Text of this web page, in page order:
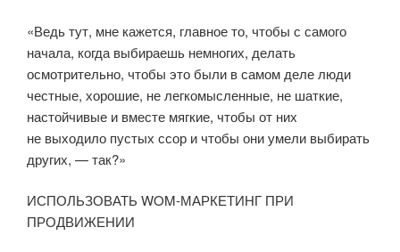
«Ведь тут, мне кажется, главное то, чтобы с самого
начала, когда выбираешь немногих, делать
осмотрительно, чтобы это были в самом деле люди
честные, хорошие, не легкомысленные, не шаткие,
настойчивые и вместе мягкие, чтобы от них
не выходило пустых ссор и чтобы они умели выбирать
других, — так?»
ИСПОЛЬЗОВАТЬ WOM-МАРКЕТИНГ ПРИ
ПРОДВИЖЕНИИ